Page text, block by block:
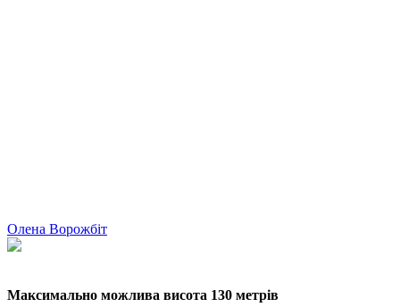
Олена Ворожбіт
Максимально можлива висота 130 метрів